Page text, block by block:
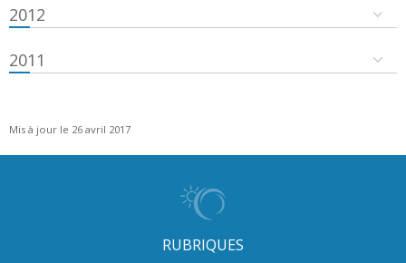
2012
2011
Mis à jour le 26 avril 2017
RUBRIQUES